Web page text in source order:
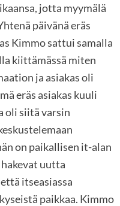
jotta myymälä
päivänä eräs
Kimmo sattui samalla
kiittämässä miten
ja asiakas oli
eräs asiakas kuuli
oli siitä varsin
on paikallisen it-alan
uutta
itseasiassa
paikkaa. Kimmo